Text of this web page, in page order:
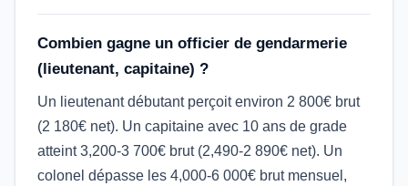
Combien gagne un officier de gendarmerie
(lieutenant, capitaine) ?
Un lieutenant débutant perçoit environ 2 800€ brut
(2 180€ net). Un capitaine avec 10 ans de grade
atteint 3,200-3 700€ brut (2,490-2 890€ net). Un
colonel dépasse les 4,000-6 000€ brut mensuel,